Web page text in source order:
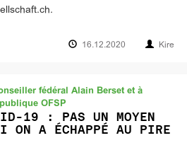
16.12.2020 Kire
fédéral Alain Berset et à
OFSP
19 : PAS UN MOYEN
ON A ÉCHAPPÉ AU PIRE